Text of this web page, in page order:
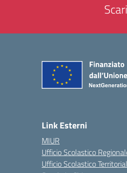
Link Esterni
MIUR
Ufficio Scolastico
Ufficio Scolastico